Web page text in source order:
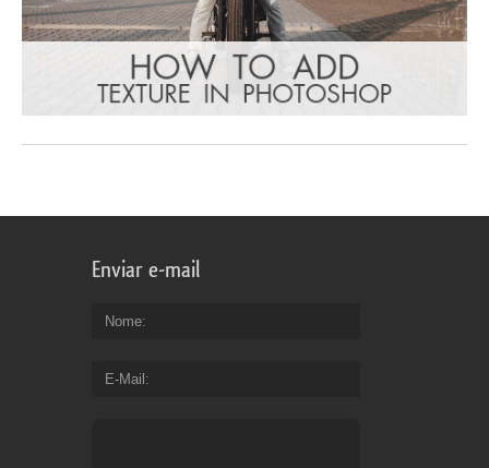
Enviar e-mail
Nome
E-Mail